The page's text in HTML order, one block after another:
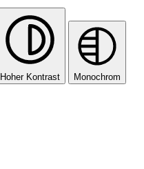
Hoher Kontrast Monochrom